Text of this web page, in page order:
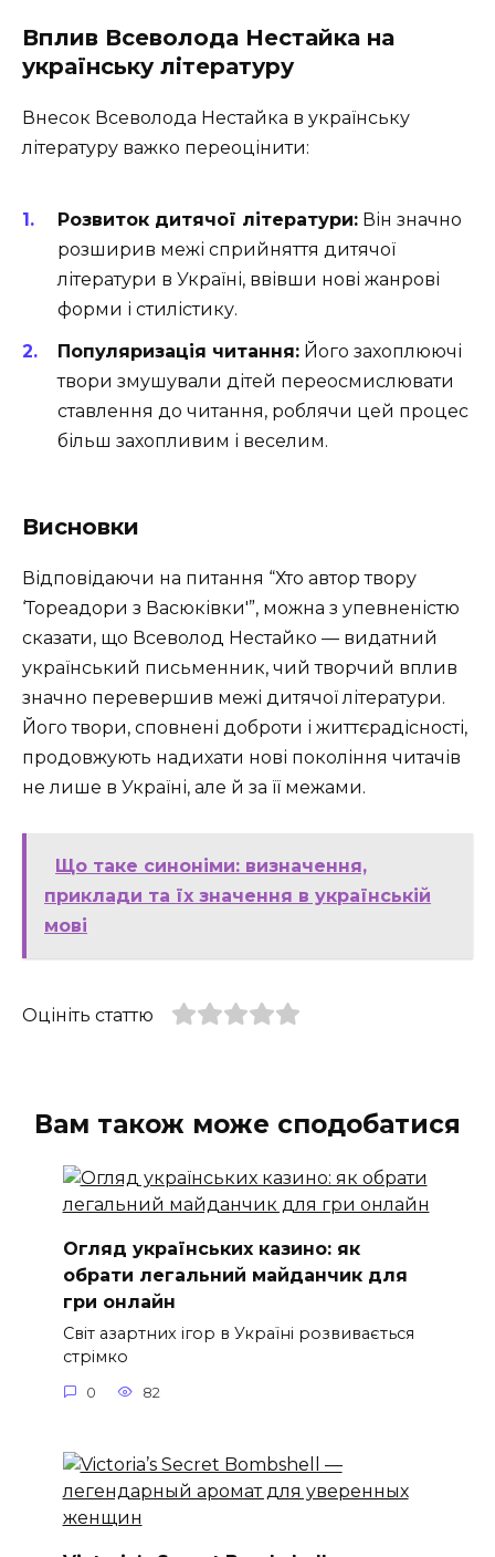
Вплив Всеволода Нестайка на
українську літературу
Внесок Всеволода Нестайка в українську
літературу важко переоцінити:
Розвиток дитячої літератури: Він значно
розширив межі сприйняття дитячої
літератури в Україні, ввівши нові жанрові
форми і стилістику.
Популяризація читання: Його захоплюючі
твори змушували дітей переосмислювати
ставлення до читання, роблячи цей процес
більш захопливим і веселим.
Висновки
Відповідаючи на питання “Хто автор твору
‘Тореадори з Васюківки'”, можна з упевненістю
сказати, що Всеволод Нестайко — видатний
український письменник, чий творчий вплив
значно перевершив межі дитячої літератури.
Його твори, сповнені доброти і життєрадісності,
продовжують надихати нові покоління читачів
не лише в Україні, але й за її межами.
Що таке синоніми: визначення,
приклади та їх значення в українській
мові
Оцініть статтю
Вам також може сподобатися
Огляд українських казино: як
обрати легальний майданчик для
гри онлайн
Світ азартних ігор в Україні розвивається
стрімко
0 82